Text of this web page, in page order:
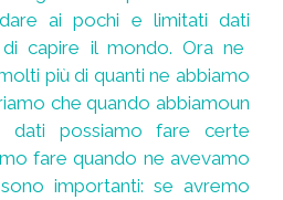
ai pochi e limitati dati
capire il mondo. Ora ne
più di quanti ne abbiamo
che quando abbiamoun
dati possiamo fare certe
fare quando ne avevamo
importanti: se avremo